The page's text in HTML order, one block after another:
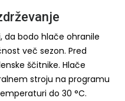
da bodo hlače ohranile
več sezon. Pred
ščitnike. Hlače
stroju na programu
do 30 °C.